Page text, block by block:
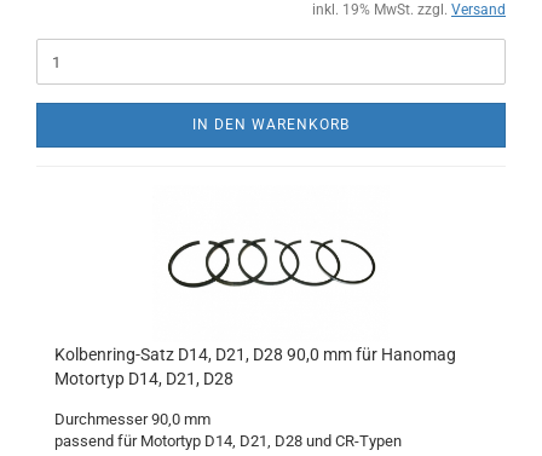
inkl. 19% MwSt. zzgl. Versand
IN DEN WARENKORB
Kolbenring-Satz D14, D21, D28 90,0 mm für Hanomag
Motortyp D14, D21, D28
Durchmesser 90,0 mm
passend für Motortyp D14, D21, D28 und CR-Typen